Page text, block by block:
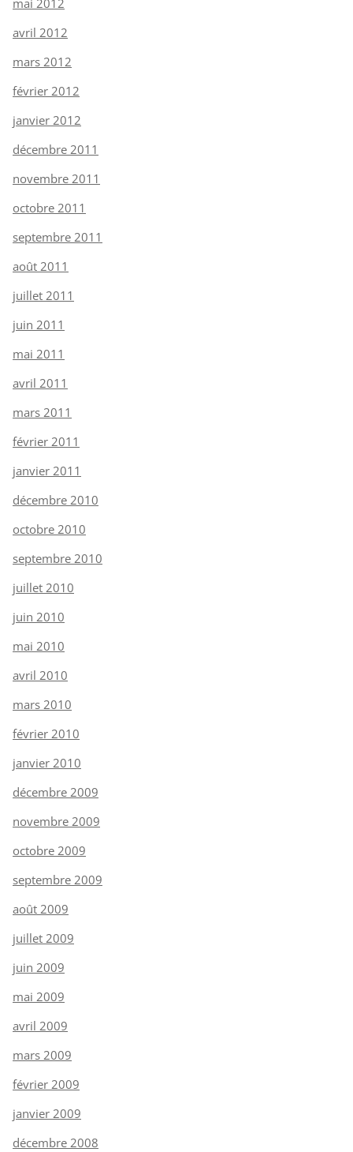
avril 2012
mars 2012
février 2012
janvier 2012
décembre 2011
novembre 2011
octobre 2011
septembre 2011
août 2011
juillet 2011
juin 2011
mai 2011
avril 2011
mars 2011
février 2011
janvier 2011
décembre 2010
octobre 2010
septembre 2010
juillet 2010
juin 2010
mai 2010
avril 2010
mars 2010
février 2010
janvier 2010
décembre 2009
novembre 2009
octobre 2009
septembre 2009
août 2009
juillet 2009
juin 2009
mai 2009
avril 2009
mars 2009
février 2009
janvier 2009
décembre 2008